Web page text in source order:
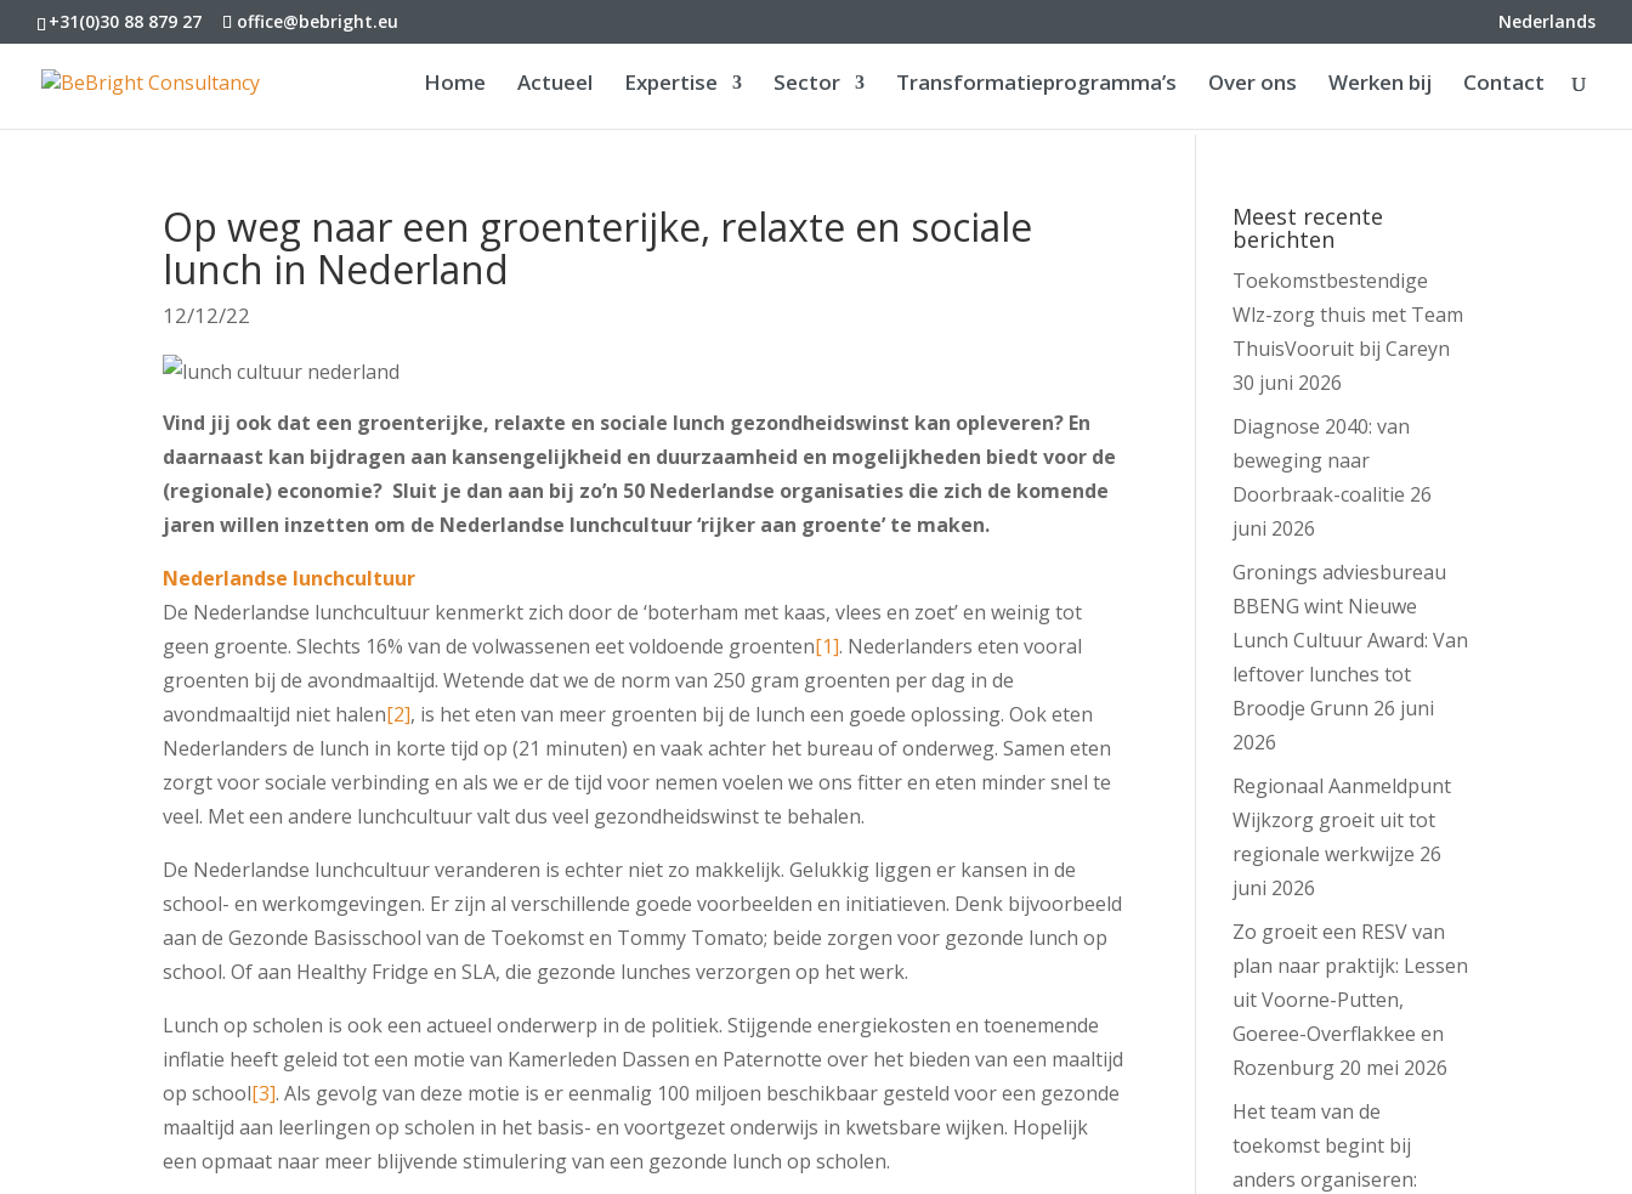
+31(0)30 88 879 27 office@bebright.eu Nederlands
Home Actueel Expertise Sector Transformatieprogramma’s Over ons Werken bij Contact
Op weg naar een groenterijke, relaxte en sociale
lunch in Nederland
12/12/22
Vind jij ook dat een groenterijke, relaxte en sociale lunch gezondheidswinst kan opleveren? En
daarnaast kan bijdragen aan kansengelijkheid en duurzaamheid en mogelijkheden biedt voor de
(regionale) economie? Sluit je dan aan bij zo’n 50 Nederlandse organisaties die zich de komende
jaren willen inzetten om de Nederlandse lunchcultuur ‘rijker aan groente’ te maken.
Nederlandse lunchcultuur
De Nederlandse lunchcultuur kenmerkt zich door de ‘boterham met kaas, vlees en zoet’ en weinig tot
geen groente. Slechts 16% van de volwassenen eet voldoende groenten[1]. Nederlanders eten vooral
groenten bij de avondmaaltijd. Wetende dat we de norm van 250 gram groenten per dag in de
avondmaaltijd niet halen[2], is het eten van meer groenten bij de lunch een goede oplossing. Ook eten
Nederlanders de lunch in korte tijd op (21 minuten) en vaak achter het bureau of onderweg. Samen eten
zorgt voor sociale verbinding en als we er de tijd voor nemen voelen we ons fitter en eten minder snel te
veel. Met een andere lunchcultuur valt dus veel gezondheidswinst te behalen.
De Nederlandse lunchcultuur veranderen is echter niet zo makkelijk. Gelukkig liggen er kansen in de
school- en werkomgevingen. Er zijn al verschillende goede voorbeelden en initiatieven. Denk bijvoorbeeld
aan de Gezonde Basisschool van de Toekomst en Tommy Tomato; beide zorgen voor gezonde lunch op
school. Of aan Healthy Fridge en SLA, die gezonde lunches verzorgen op het werk.
Lunch op scholen is ook een actueel onderwerp in de politiek. Stijgende energiekosten en toenemende
inflatie heeft geleid tot een motie van Kamerleden Dassen en Paternotte over het bieden van een maaltijd
op school[3]. Als gevolg van deze motie is er eenmalig 100 miljoen beschikbaar gesteld voor een gezonde
maaltijd aan leerlingen op scholen in het basis- en voortgezet onderwijs in kwetsbare wijken. Hopelijk
een opmaat naar meer blijvende stimulering van een gezonde lunch op scholen.
Meest recente
berichten
Toekomstbestendige
Wlz-zorg thuis met Team
ThuisVooruit bij Careyn
30 juni 2026
Diagnose 2040: van
beweging naar
Doorbraak-coalitie 26
juni 2026
Gronings adviesbureau
BBENG wint Nieuwe
Lunch Cultuur Award: Van
leftover lunches tot
Broodje Grunn 26 juni
2026
Regionaal Aanmeldpunt
Wijkzorg groeit uit tot
regionale werkwijze 26
juni 2026
Zo groeit een RESV van
plan naar praktijk: Lessen
uit Voorne-Putten,
Goeree-Overflakkee en
Rozenburg 20 mei 2026
Het team van de
toekomst begint bij
anders organiseren: